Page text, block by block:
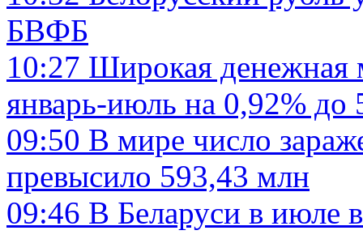
БВФБ
10:27 Широкая денежная
январь-июль на 0,92% до
09:50 В мире число
превысило 593,43 млн
09:46 В Беларуси в июле